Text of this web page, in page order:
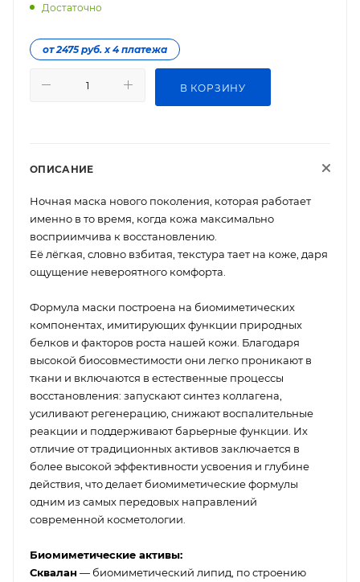
Достаточно
от 2475 руб. х 4 платежа
В КОРЗИНУ
ОПИСАНИЕ
Ночная маска нового поколения, которая работает
именно в то время, когда кожа максимально
восприимчива к восстановлению.
Её лёгкая, словно взбитая, текстура тает на коже, даря
ощущение невероятного комфорта.
Формула маски построена на биомиметических
компонентах, имитирующих функции природных
белков и факторов роста нашей кожи. Благодаря
высокой биосовместимости они легко проникают в
ткани и включаются в естественные процессы
восстановления: запускают синтез коллагена,
усиливают регенерацию, снижают воспалительные
реакции и поддерживают барьерные функции. Их
отличие от традиционных активов заключается в
более высокой эффективности усвоения и глубине
действия, что делает биомиметические формулы
одним из самых передовых направлений
современной косметологии.
Биомиметические активы:
Сквалан — биомиметический липид, по строению